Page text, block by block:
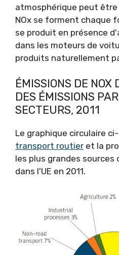
atmosphérique peut
NOx se forment chaque
se produit en présence
dans les moteurs de
produits naturellement
ÉMISSIONS DE
DES ÉMISSIONS
SECTEURS, 2011
Le graphique circulaire
transport routier et la
les plus grandes sources
dans l'UE en 2011.